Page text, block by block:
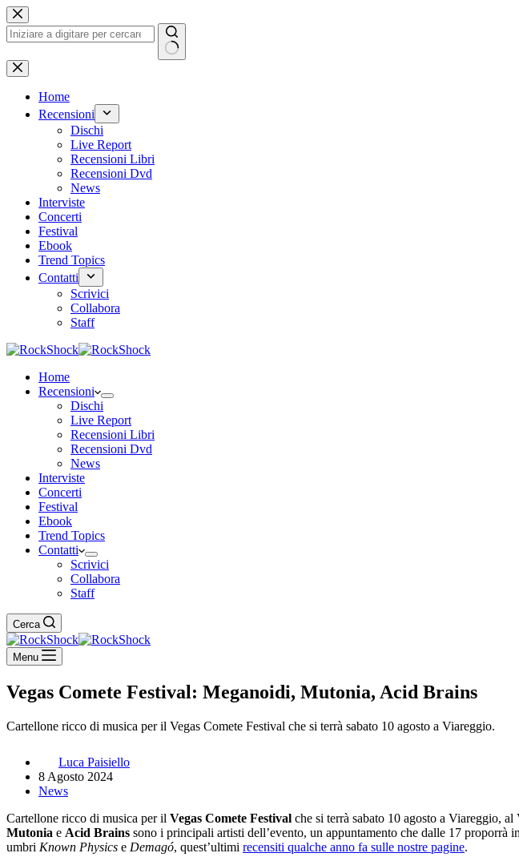
Salta
al
contenuto
Nessun
risultato
Home
Recensioni
Dischi
Live Report
Recensioni Libri
Recensioni Dvd
News
Interviste
Concerti
Festival
Ebook
Trend Topics
Contatti
Scrivici
Collabora
Staff
Home
Recensioni
Dischi
Live Report
Recensioni Libri
Recensioni Dvd
News
Interviste
Concerti
Festival
Ebook
Trend Topics
Contatti
Scrivici
Collabora
Staff
Cerca
Menu
Vegas Comete Festival: Meganoidi, Mutonia, Acid Brains
Cartellone ricco di musica per il Vegas Comete Festival che si terrà sabato 10 agosto a Viareggio.
Luca Paisiello
8 Agosto 2024
News
Cartellone ricco di musica per il Vegas Comete Festival che si terrà sabato 10 agosto a Viareggio,
Mutonia e Acid Brains sono i principali artisti dell’evento, un appuntamento che dalle 17 proporrà
umbri Known Physics e Demagó, quest’ultimi recensiti qualche anno fa sulle nostre pagine.